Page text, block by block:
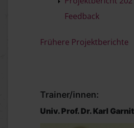
Feedback
Frühere Projektberichte
Trainer/innen:
Univ. Prof. Dr. Karl